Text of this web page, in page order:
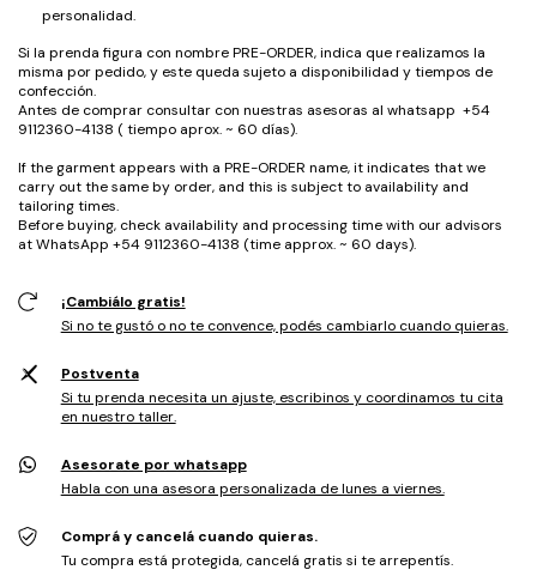
personalidad.
Si la prenda figura con nombre PRE-ORDER, indica que realizamos la
misma por pedido, y este queda sujeto a disponibilidad y tiempos de
confección.
Antes de comprar consultar con nuestras asesoras al whatsapp +54
9112360-4138 ( tiempo aprox. ~ 60 días).
If the garment appears with a PRE-ORDER name, it indicates that we
carry out the same by order, and this is subject to availability and
tailoring times.
Before buying, check availability and processing time with our advisors
at WhatsApp +54 9112360-4138 (time approx. ~ 60 days).
¡Cambiálo gratis!
Si no te gustó o no te convence, podés cambiarlo cuando quieras.
Postventa
Si tu prenda necesita un ajuste, escribinos y coordinamos tu cita
en nuestro taller.
Asesorate por whatsapp
Habla con una asesora personalizada de lunes a viernes.
Comprá y cancelá cuando quieras.
Tu compra está protegida, cancelá gratis si te arrepentís.